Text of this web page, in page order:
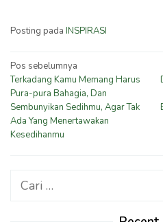
Posting pada INSPIRASI
Navigasi
pos
Pos sebelumnya
Terkadang Kamu Memang Harus
Pura-pura Bahagia, Dan
Sembunyikan Sedihmu, Agar Tak
Ada Yang Menertawakan
Kesedihanmu
Cari